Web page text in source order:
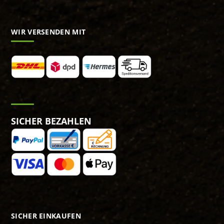
WIR VERSENDEN MIT
SICHER BEZAHLEN
SICHER EINKAUFEN